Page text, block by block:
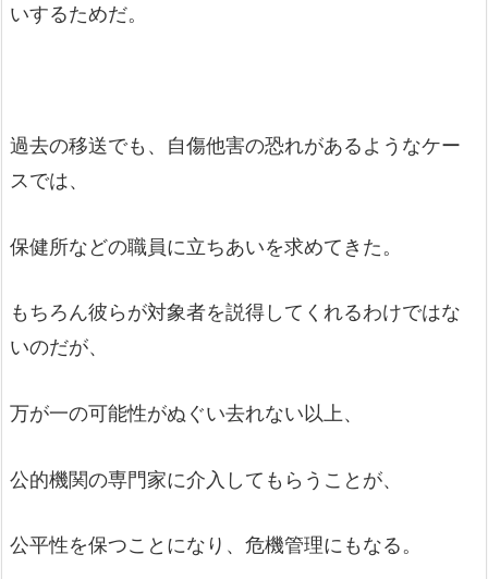
いするためだ。
過去の移送でも、自傷他害の恐れがあるようなケー
スでは、
保健所などの職員に立ちあいを求めてきた。
もちろん彼らが対象者を説得してくれるわけではな
いのだが、
万が一の可能性がぬぐい去れない以上、
公的機関の専門家に介入してもらうことが、
公平性を保つことになり、危機管理にもなる。